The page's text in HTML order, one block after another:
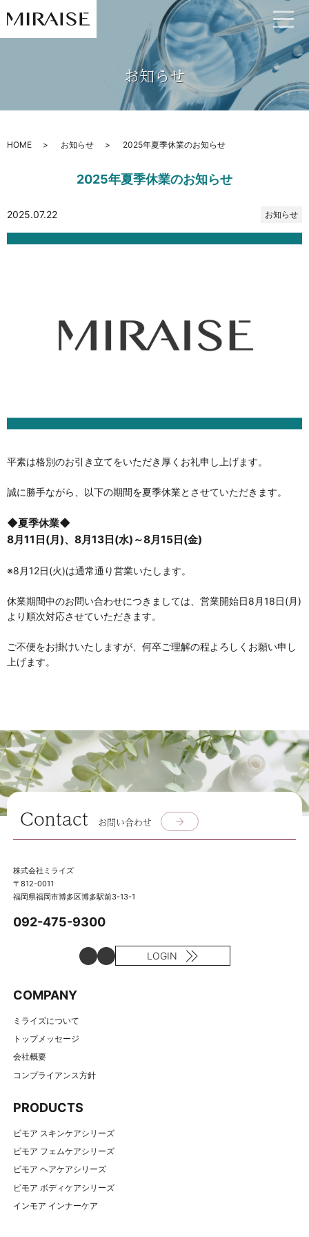
お知らせ
HOME お知らせ 2025年夏季休業のお知らせ
2025年夏季休業のお知らせ
2025.07.22 お知らせ
平素は格別のお引き立てをいただき厚くお礼申し上げます。
誠に勝手ながら、以下の期間を夏季休業とさせていただきます。
◆夏季休業◆
8月11日(月)、8月13日(水)～8月15日(金)
※8月12日(火)は通常通り営業いたします。
休業期間中のお問い合わせにつきましては、営業開始日8月18日(月)
より順次対応させていただきます。
ご不便をお掛けいたしますが、何卒ご理解の程よろしくお願い申し
上げます。
Contact お問い合わせ
株式会社ミライズ
〒812-0011
福岡県福岡市博多区博多駅前3-13-1
092-475-9300
LOGIN
COMPANY
ミライズについて
トップメッセージ
会社概要
コンプライアンス方針
PRODUCTS
ビモア スキンケアシリーズ
ビモア フェムケアシリーズ
ビモア ヘアケアシリーズ
ビモア ボディケアシリーズ
インモア インナーケア